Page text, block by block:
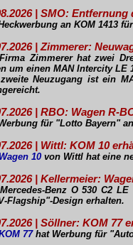
| SMO:
an KOM 1413
| Zimmerer:
Zimmerer hat zwei
um einen MAN Intercity LE
Neuzugang ist ein
| RBO: Wagen R-
für "Lotto Bayern"
| Wittl: KOM 10
Wagen 10 von Wittl hat eine
| Kellermeier:
Benz O 530 C2
Flagship"-Design erhalten.
| Söllner: KOM 77
77hat Werbung für